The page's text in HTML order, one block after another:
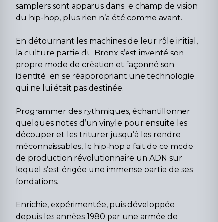
samplers sont apparus dans le champ de vision
du hip-hop, plus rien n’a été comme avant.
En détournant les machines de leur rôle initial,
la culture partie du Bronx s’est inventé son
propre mode de création et façonné son
identité en se réappropriant une technologie
qui ne lui était pas destinée.
Programmer des rythmiques, échantillonner
quelques notes d’un vinyle pour ensuite les
découper et les triturer jusqu’à les rendre
méconnaissables, le hip-hop a fait de ce mode
de production révolutionnaire un ADN sur
lequel s’est érigée une immense partie de ses
fondations.
Enrichie, expérimentée, puis développée
depuis les années 1980 par une armée de